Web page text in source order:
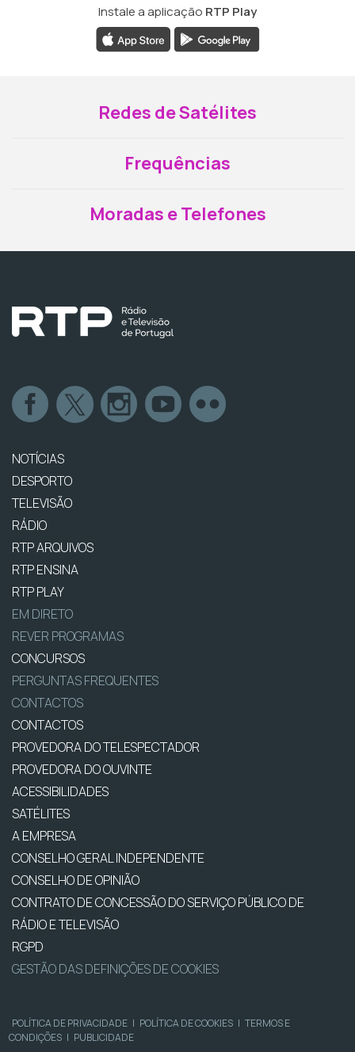
Instale a aplicação RTP Play
Redes de Satélites
Frequências
Moradas e Telefones
NOTÍCIAS
DESPORTO
TELEVISÃO
RÁDIO
RTP ARQUIVOS
RTP ENSINA
RTP PLAY
EM DIRETO
REVER PROGRAMAS
CONCURSOS
PERGUNTAS FREQUENTES
CONTACTOS
CONTACTOS
PROVEDORA DO TELESPECTADOR
PROVEDORA DO OUVINTE
ACESSIBILIDADES
SATÉLITES
A EMPRESA
CONSELHO GERAL INDEPENDENTE
CONSELHO DE OPINIÃO
CONTRATO DE CONCESSÃO DO SERVIÇO PÚBLICO DE
RÁDIO E TELEVISÃO
RGPD
GESTÃO DAS DEFINIÇÕES DE COOKIES
POLÍTICA DE PRIVACIDADE | POLÍTICA DE COOKIES | TERMOS E
CONDIÇÕES | PUBLICIDADE